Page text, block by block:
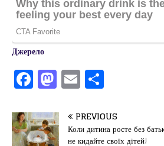
Джерело
F
a
c
e
M
a
st
o
E
m
ai
l
іл
и
PREVIOUS
Коли дитина росте без
не кидайте своїх дітей!